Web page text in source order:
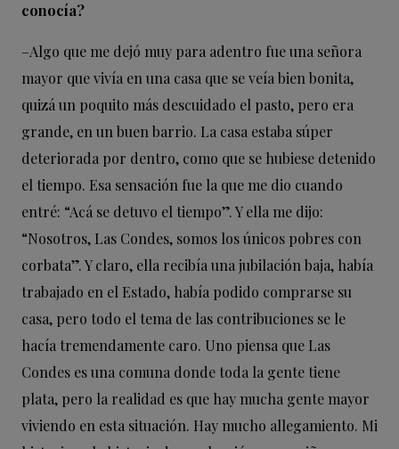
conocía?
–Algo que me dejó muy para adentro fue una señora
mayor que vivía en una casa que se veía bien bonita,
quizá un poquito más descuidado el pasto, pero era
grande, en un buen barrio. La casa estaba súper
deteriorada por dentro, como que se hubiese detenido
el tiempo. Esa sensación fue la que me dio cuando
entré: “Acá se detuvo el tiempo”. Y ella me dijo:
“Nosotros, Las Condes, somos los únicos pobres con
corbata”. Y claro, ella recibía una jubilación baja, había
trabajado en el Estado, había podido comprarse su
casa, pero todo el tema de las contribuciones se le
hacía tremendamente caro. Uno piensa que Las
Condes es una comuna donde toda la gente tiene
plata, pero la realidad es que hay mucha gente mayor
viviendo en esta situación. Hay mucho allegamiento. Mi